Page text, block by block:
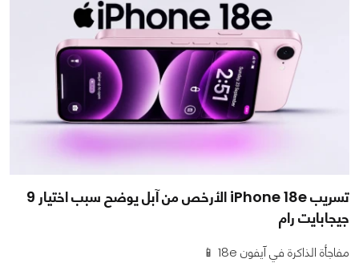
تسريب iPhone 18e الأرخص من آبل يوضح سبب اختيار 9
جيجابايت رام
مفاجأة الذاكرة في آيفون 18e 📱